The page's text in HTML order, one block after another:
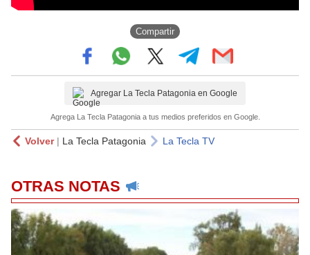
Compartir
Agregar La Tecla Patagonia en Google
Agrega La Tecla Patagonia a tus medios preferidos en Google.
Volver| La Tecla Patagonia La Tecla TV
OTRAS NOTAS